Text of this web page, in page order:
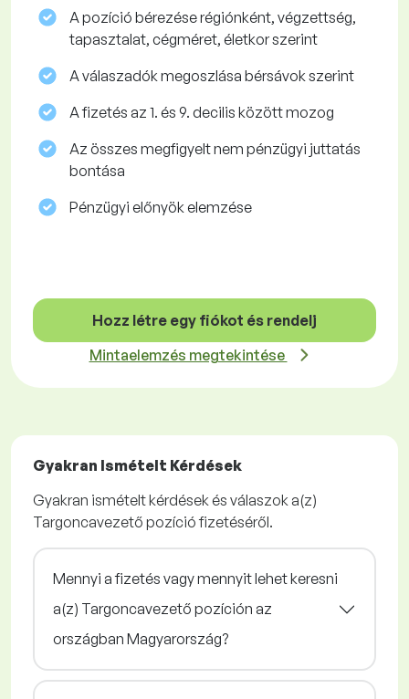
A pozíció bérezése régiónként, végzettség,
tapasztalat, cégméret, életkor szerint
A válaszadók megoszlása ​​bérsávok szerint
A fizetés az 1. és 9. decilis között mozog
Az összes megfigyelt nem pénzügyi juttatás
bontása
Pénzügyi előnyök elemzése
Hozz létre egy fiókot és rendelj
Mintaelemzés megtekintése
Gyakran Ismételt Kérdések
Gyakran ismételt kérdések és válaszok a(z)
Targoncavezető pozíció fizetéséről.
Mennyi a fizetés vagy mennyit lehet keresni
a(z) Targoncavezető pozíción az
országban Magyarország?